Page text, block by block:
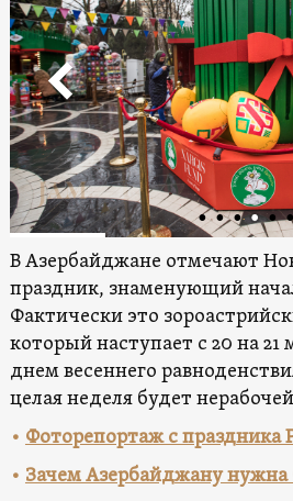
В Азербайджане отмечают
праздник, знаменующий
Фактически это
который наступает с 20 на 21
днем весеннего
целая неделя будет
• Фоторепортаж с праздника
• Зачем Азербайджану нужна